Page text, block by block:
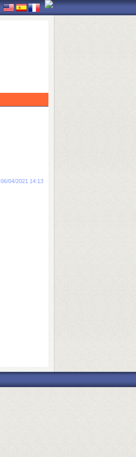
06/04/2021 14:13